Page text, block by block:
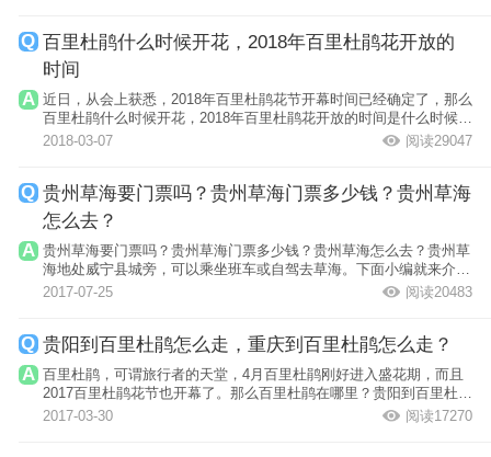
百里杜鹃什么时候开花，2018年百里杜鹃花开放的
时间
近日，从会上获悉，2018年百里杜鹃花节开幕时间已经确定了，那么
百里杜鹃什么时候开花，2018年百里杜鹃花开放的时间是什么时候？
下面一起跟...
2018-03-07 阅读29047
贵州草海要门票吗？贵州草海门票多少钱？贵州草海
怎么去？
贵州草海要门票吗？贵州草海门票多少钱？贵州草海怎么去？贵州草
海地处威宁县城旁，可以乘坐班车或自驾去草海。下面小编就来介绍
一下。
2017-07-25 阅读20483
贵阳到百里杜鹃怎么走，重庆到百里杜鹃怎么走？
百里杜鹃，可谓旅行者的天堂，4月百里杜鹃刚好进入盛花期，而且
2017百里杜鹃花节也开幕了。那么百里杜鹃在哪里？贵阳到百里杜鹃
怎么走？重...
2017-03-30 阅读17270